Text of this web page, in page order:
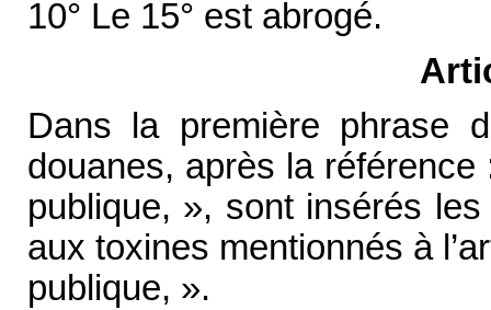
10° Le 15° est abrogé.
Dans la première phrase
douanes, après la
publique, », sont insérés
aux toxines mentionnés à
publique, ».